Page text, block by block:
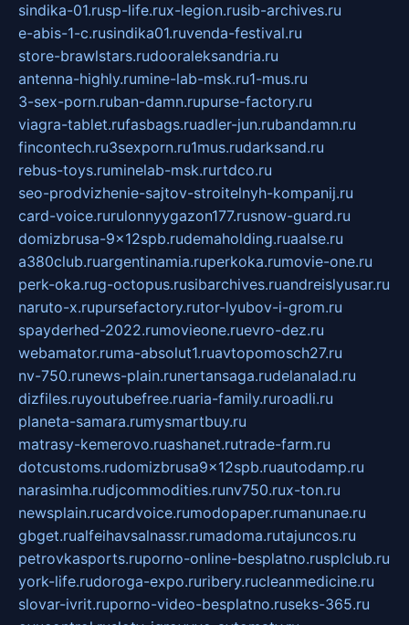
sindika-01.rusp-life.rux-legion.rusib-archives.ru
e-abis-1-c.rusindika01.ruvenda-festival.ru
store-brawlstars.rudooraleksandria.ru
antenna-highly.rumine-lab-msk.ru1-mus.ru
3-sex-porn.ruban-damn.rupurse-factory.ru
viagra-tablet.rufasbags.ruadler-jun.rubandamn.ru
fincontech.ru3sexporn.ru1mus.rudarksand.ru
rebus-toys.ruminelab-msk.rurtdco.ru
seo-prodvizhenie-sajtov-stroitelnyh-kompanij.ru
card-voice.rurulonnyygazon177.rusnow-guard.ru
domizbrusa-9x12spb.rudemaholding.ruaalse.ru
a380club.ruargentinamia.ruperkoka.rumovie-one.ru
perk-oka.rug-octopus.rusibarchives.ruandreislyusar.ru
naruto-x.rupursefactory.rutor-lyubov-i-grom.ru
spayderhed-2022.rumovieone.ruevro-dez.ru
webamator.ruma-absolut1.ruavtopomosch27.ru
nv-750.runews-plain.runertansaga.rudelanalad.ru
dizfiles.ruyoutubefree.ruaria-family.ruroadli.ru
planeta-samara.rumysmartbuy.ru
matrasy-kemerovo.ruashanet.rutrade-farm.ru
dotcustoms.rudomizbrusa9x12spb.ruautodamp.ru
narasimha.rudjcommodities.runv750.rux-ton.ru
newsplain.rucardvoice.rumodopaper.rumanunae.ru
gbget.rualfeihavsalnassr.rumadoma.rutajuncos.ru
petrovkasports.ruporno-online-besplatno.rusplclub.ru
york-life.rudoroga-expo.ruribery.rucleanmedicine.ru
slovar-ivrit.ruporno-video-besplatno.ruseks-365.ru